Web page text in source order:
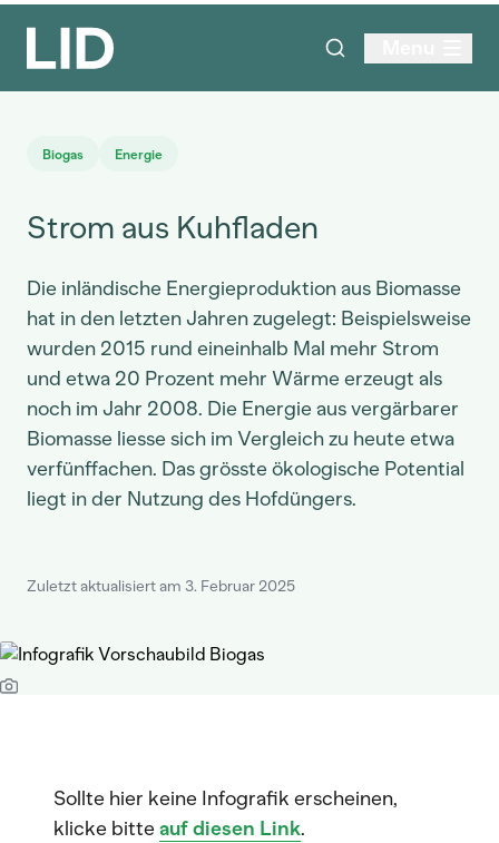
Biogas Energie
Strom aus Kuhfladen
Die inländische Energieproduktion aus Biomasse
hat in den letzten Jahren zugelegt: Beispielsweise
wurden 2015 rund eineinhalb Mal mehr Strom
und etwa 20 Prozent mehr Wärme erzeugt als
noch im Jahr 2008. Die Energie aus vergärbarer
Biomasse liesse sich im Vergleich zu heute etwa
verfünffachen. Das grösste ökologische Potential
liegt in der Nutzung des Hofdüngers.
Zuletzt aktualisiert am 3. Februar 2025
Sollte hier keine Infografik erscheinen,
klicke bitte auf diesen Link.